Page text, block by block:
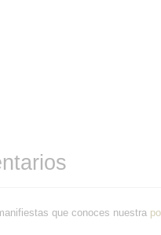
que conoces nuestra